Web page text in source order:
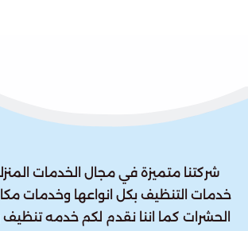
شركتنا متميزة في مجال الخدمات
خدمات التنظيف بكل انواعها وخدمات
الحشرات كما اننا نقدم لكم خدمه تنظيف